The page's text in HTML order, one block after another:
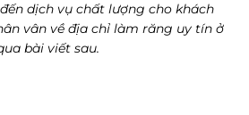
dịch vụ chất lượng cho khách
vân về địa chỉ làm răng uy tín ở
bài viết sau.